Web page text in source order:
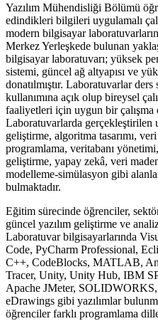
Yazılım Mühendisliği Bölümü
edindikleri bilgileri uygulamalı
modern bilgisayar
Merkez Yerleşkede bulunan
bilgisayar laboratuvarı; yüksek
sistemi, güncel ağ altyapısı ve
donatılmıştır. Laboratuvarlar
kullanımına açık olup bireysel
faaliyetleri için uygun bir çalışma
Laboratuvarlarda gerçekleştirilen
geliştirme, algoritma tasarımı,
programlama, veritabanı
geliştirme, yapay zekâ, veri
modelleme-simülasyon gibi
bulmaktadır.
Eğitim sürecinde öğrenciler,
güncel yazılım geliştirme ve
Laboratuvar bilgisayarlarında
Code, PyCharm Professional,
C++, CodeBlocks, MATLAB,
Tracer, Unity, Unity Hub, IBM
Apache JMeter,
eDrawings gibi yazılımlar
öğrenciler farklı programlama